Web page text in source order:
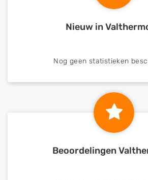
Nieuw in
Nog geen statistieken
Beoordelingen